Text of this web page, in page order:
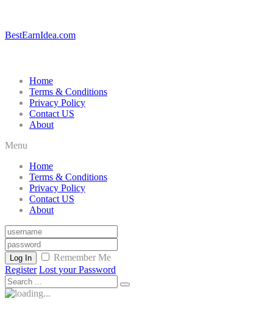
BestEarnIdea.com
Home
Terms & Conditions
Privacy Policy
Contact US
About
Menu
Home
Terms & Conditions
Privacy Policy
Contact US
About
Log In
Remember Me
Register Lost your Password